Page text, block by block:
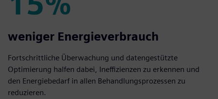
15%
weniger Energieverbrauch
Fortschrittliche Überwachung und datengestützte
Optimierung halfen dabei, Ineffizienzen zu erkennen und
den Energiebedarf in allen Behandlungsprozessen zu
reduzieren.